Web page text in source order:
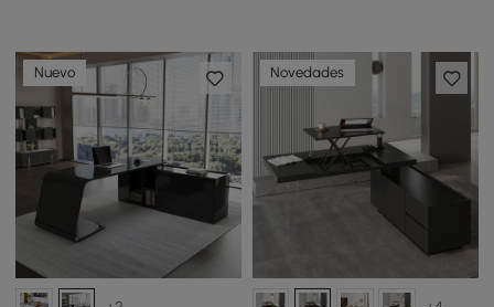
Nuevo Novedades